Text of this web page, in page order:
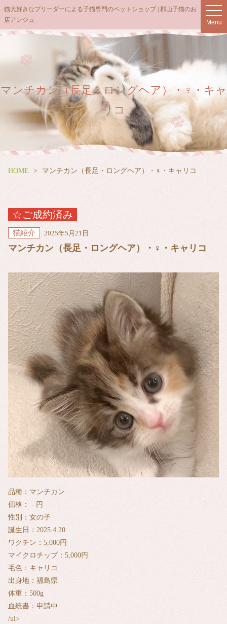
t
o
g
a
v
i
g
a
t
Menu
猫大好きなブリーダーによる子猫専門のペットショップ | 郡山子猫のお
店アンジュ
マンチカン（長足・ロングヘア）・♀・キャ
リコ
HOME マンチカン（長足・ロングヘア）・♀・キャリコ
☆ご成約済み
猫紹介 2025年5月21日
マンチカン（長足・ロングヘア）・♀・キャリコ
品種：マンチカン
価格： - 円
性別：女の子
誕生日：2025.4.20
ワクチン：5,000円
マイクロチップ：5,000円
毛色：キャリコ
出身地：福島県
体重：500g
血統書：申請中
/ul>